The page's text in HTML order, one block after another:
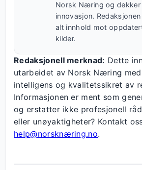
Norsk Næring og dekker
innovasjon.
alt innhold mot
kilder.
Redaksjonell merknad: Dette
utarbeidet av Norsk Næring
intelligens og kvalitetssikret av
Informasjonen er ment som
og erstatter ikke profesjonell
eller unøyaktigheter? Kontakt
help@norsknæring.no.